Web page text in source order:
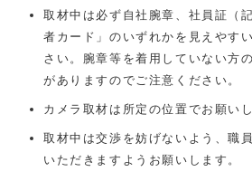
取材中は必ず自社腕章、社員証（
者カード」のいずれかを見えやす
さい。腕章等を着用していない方
がありますのでご注意ください。
カメラ取材は所定の位置でお願いし
取材中は交渉を妨げないよう、職
いただきますようお願いします。